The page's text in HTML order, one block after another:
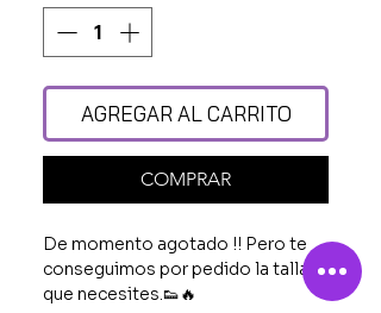
AGREGAR AL CARRITO
COMPRAR
De momento agotado !! Pero te
conseguimos por pedido la talla
que necesites.👟🔥